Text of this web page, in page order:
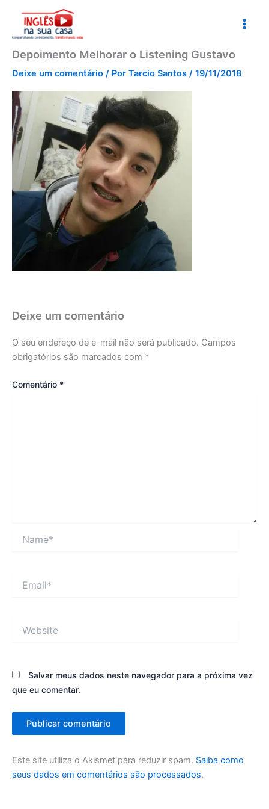
conteúdo
Depoimento Melhorar o Listening Gustavo
Deixe um comentário / Por Tarcio Santos / 19/11/2018
Deixe um comentário
O seu endereço de e-mail não será publicado. Campos
obrigatórios são marcados com *
Comentário *
Salvar meus dados neste navegador para a próxima vez
que eu comentar.
Este site utiliza o Akismet para reduzir spam. Saiba como
seus dados em comentários são processados.